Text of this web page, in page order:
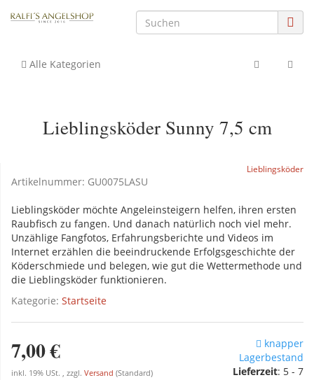
Alle Kategorien
Lieblingsköder Sunny 7,5 cm
Lieblingsköder
Artikelnummer: GU0075LASU
Lieblingsköder möchte Angeleinsteigern helfen, ihren ersten
Raubfisch zu fangen. Und danach natürlich noch viel mehr.
Unzählige Fangfotos, Erfahrungsberichte und Videos im
Internet erzählen die beeindruckende Erfolgsgeschichte der
Köderschmiede und belegen, wie gut die Wettermethode und
die Lieblingsköder funktionieren.
Kategorie: Startseite
7,00 €
inkl. 19% USt. , zzgl. Versand (Standard)
knapper
Lagerbestand
Lieferzeit: 5 - 7